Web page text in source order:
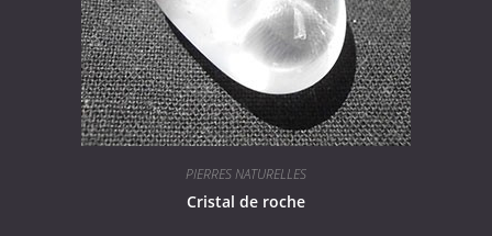
PIERRES NATURELLES
Cristal de roche